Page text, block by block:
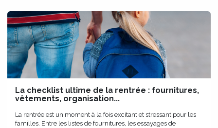
La checklist ultime de la rentrée : fournitures,
vêtements, organisation...
La rentrée est un moment à la fois excitant et stressant pour les
familles. Entre les listes de fournitures, les essayages de